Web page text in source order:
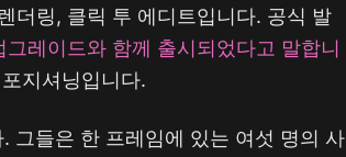
더링, 클릭 투 에디트입니다. 공식 발
레이드와 함께 출시되었다고 말합니
지셔닝입니다.
그들은 한 프레임에 있는 여섯 명의 사